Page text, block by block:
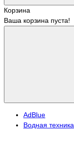
Корзина
Ваша корзина пуста!
АdBlue
Водная техника